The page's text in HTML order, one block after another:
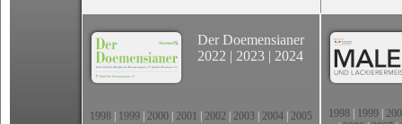
Der Doemensianer
2022 | 2023 | 2024
1998 1999 2000 2001 2002 2003 2004 2005
1998 1999